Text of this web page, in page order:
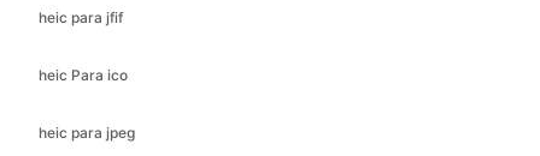
heic para jpeg
heic para jpg